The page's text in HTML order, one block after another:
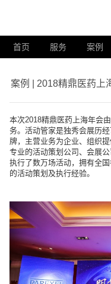
首页 服务 案例
案例 | 2018精鼎医药上
本次2018精鼎医药上海年会
务。活动管家是独秀会展历经
牌，主营业务为企业、组织
专业的活动策划公司、会展
执行了数万场活动，拥有全
的活动策划及执行经验。